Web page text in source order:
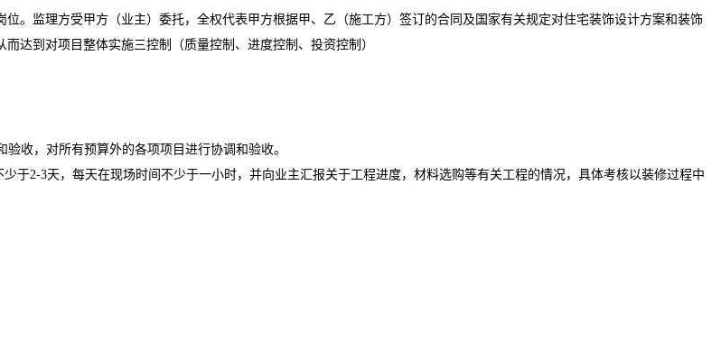
。监理方受甲方（业主）委托，全权代表甲方根据甲、乙（施工方）签订的合同及国家有关规定对住宅装饰设计方案和装饰
达到对项目整体实施三控制（质量控制、进度控制、投资控制）
收，对所有预算外的各项项目进行协调和验收。
于2-3天，每天在现场时间不少于一小时，并向业主汇报关于工程进度，材料选购等有关工程的情况，具体考核以装修过程中